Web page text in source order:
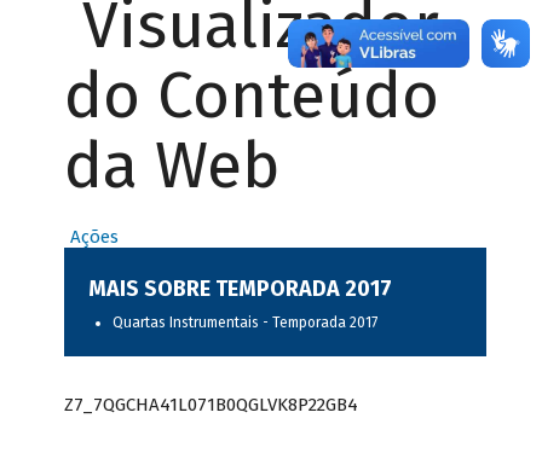
Visualizador
do Conteúdo
da Web
Ações
MAIS SOBRE TEMPORADA 2017
Quartas Instrumentais - Temporada 2017
Z7_7QGCHA41L071B0QGLVK8P22GB4